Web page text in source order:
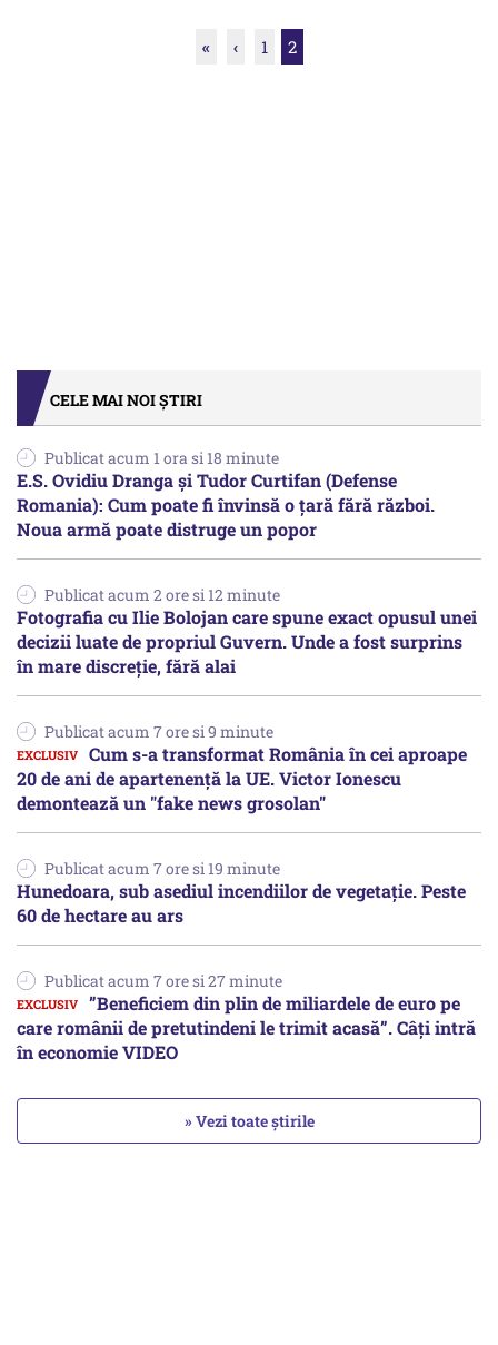
« ‹ 1 2
CELE MAI NOI ȘTIRI
Publicat acum 1 ora si 18 minute
E.S. Ovidiu Dranga și Tudor Curtifan (Defense
Romania): Cum poate fi învinsă o țară fără război.
Noua armă poate distruge un popor
Publicat acum 2 ore si 12 minute
Fotografia cu Ilie Bolojan care spune exact opusul unei
decizii luate de propriul Guvern. Unde a fost surprins
în mare discreție, fără alai
Publicat acum 7 ore si 9 minute
Cum s-a transformat România în cei aproape
20 de ani de apartenență la UE. Victor Ionescu
demontează un "fake news grosolan"
Publicat acum 7 ore si 19 minute
Hunedoara, sub asediul incendiilor de vegetație. Peste
60 de hectare au ars
Publicat acum 7 ore si 27 minute
”Beneficiem din plin de miliardele de euro pe
care românii de pretutindeni le trimit acasă”. Câți intră
în economie VIDEO
» Vezi toate știrile